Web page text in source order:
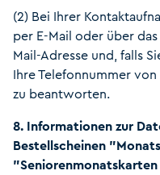
(2) Bei Ihrer
per E-Mail oder über
Mail-Adresse und, falls
Ihre Telefonnummer
zu beantworten.
8. Informationen zur
Bestellscheinen